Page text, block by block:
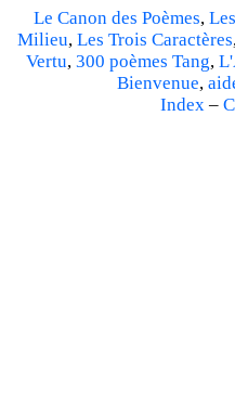
Le Canon des Poèmes,
Milieu, Les Trois Caractères
Vertu, 300 poèmes Tang,
Bienvenue,
Index –